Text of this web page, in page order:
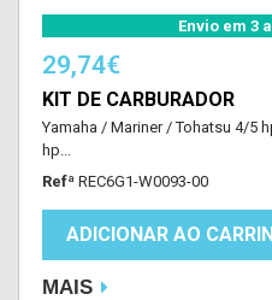
Envio em 3
29,74€
KIT DE CARBURADOR
Yamaha / Mariner / Tohatsu 4/5
hp...
Refª REC6G1-W0093-00
ADICIONAR AO
MAIS